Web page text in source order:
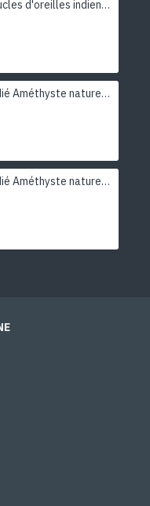
Bijoux indiens - Boucles d'oreilles indiennes rhodiées Améthyste
Bague argent rhodié Améthyste naturelle
Bague argent rhodié Améthyste naturelle